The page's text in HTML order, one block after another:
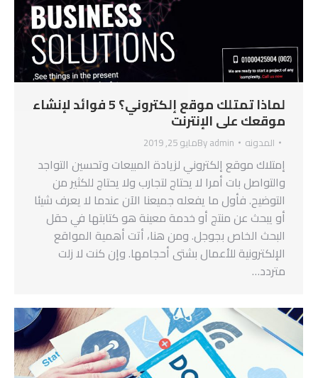
لماذا تمتلك موقع إلكتروني؟ 5 فوائد لإنشاء
موقعك على الإنترنت
المدونه Byadmin مايو 25, 2019
إمتلاك موقع إلكتروني لزيادة المبيعات وتحسين التواجد
والتواصل بات أمرا لا يحتاج لتجارب ولا يحتاج للكثير من
التوضيح. فأول ما يفعله جميعنا الآن عندما لا يعرف شيئا
أو يبحث عن منتج أو خدمة معينة هو كتابتها في حقل
البحث الخاص بجوجل. ومن هنا، أتت أهمية المواقع
الإلكترونية للأعمال بشتى أحجامها. وإن كنت لا زلت
متردد…